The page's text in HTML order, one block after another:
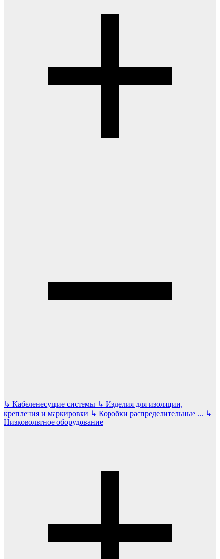
↳ Кабеленесущие системы ↳ Изделия для изоляции,
крепления и маркировки ↳ Коробки распределительные ... ↳
Низковольтное оборудование